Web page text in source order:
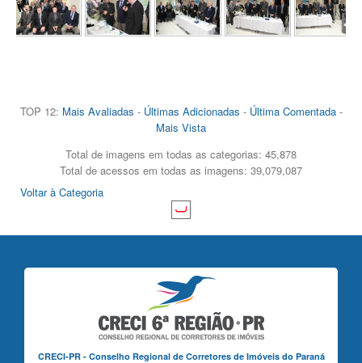
TOP 12: Mais Avaliadas - Últimas Adicionadas - Última Comentada-
Mais Vista
Total de imagens em todas as categorias: 45,878
Total de acessos em todas as imagens: 39,079,087
Voltar à Categoria
CRECI-PR - Conselho Regional de Corretores de Imóveis do Paraná